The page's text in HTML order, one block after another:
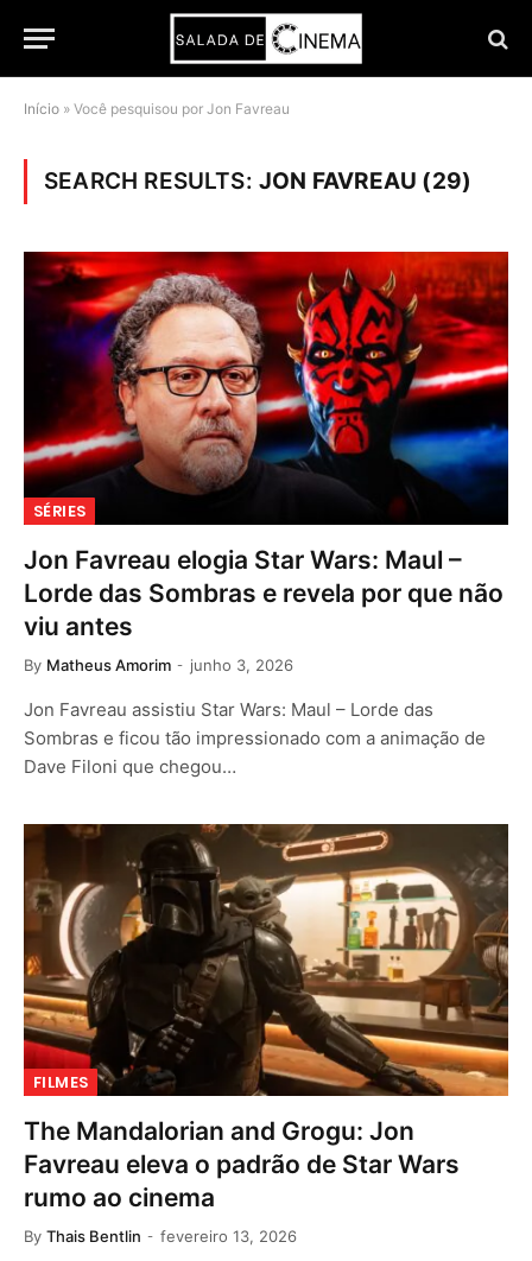
Início » Você pesquisou por Jon Favreau
SEARCH RESULTS:JON FAVREAU (29)
SÉRIES
Jon Favreau elogia Star Wars: Maul –
Lorde das Sombras e revela por que não
viu antes
By Matheus Amorim junho 3, 2026
Jon Favreau assistiu Star Wars: Maul – Lorde das
Sombras e ficou tão impressionado com a animação de
Dave Filoni que chegou…
FILMES
The Mandalorian and Grogu: Jon
Favreau eleva o padrão de Star Wars
rumo ao cinema
By Thais Bentlin fevereiro 13, 2026